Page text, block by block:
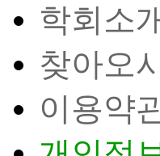
학회소
찾아오
이용약